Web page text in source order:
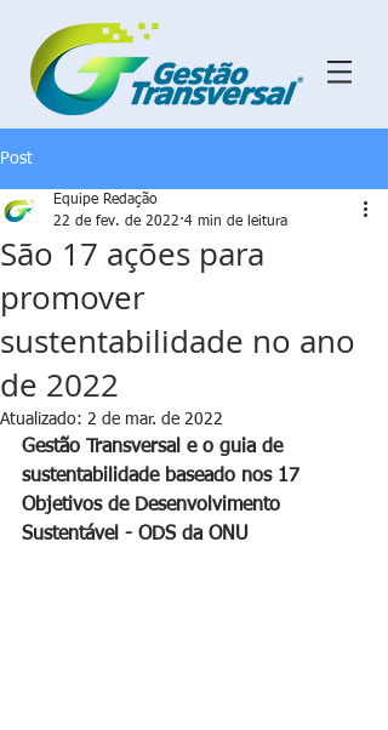
Post
São 17 ações para
promover
sustentabilidade no ano
de 2022
Equipe Redação
22 de fev. de 2022 4 min de leitura
Atualizado: 2 de mar. de 2022
Gestão Transversal e o guia de
sustentabilidade baseado nos 17
Objetivos de Desenvolvimento
Sustentável - ODS da ONU